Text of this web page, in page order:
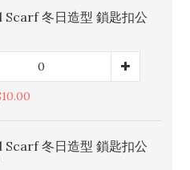
冬日造型 鎖匙扣公
冬日造型 鎖匙扣公